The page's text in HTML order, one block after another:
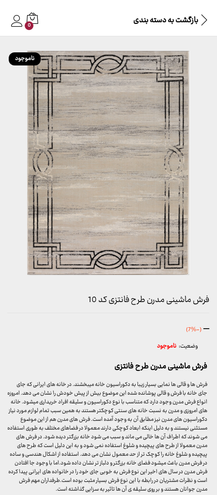
بازگشت بهدسته بندی 0
ناموجود
فرش ماشینی مدرن طرح فانتزی کد 10
–محدوده
قیمت:
259,000 تومان
تا
5,828,000 تومان
(-7%)
وضعیت: ناموجود
فرش ماشینی مدرن طرح فانتزی
فرش ها و قالی ها نمایی بسیار زیبا به دکوراسیون خانه میبخشند. در خانه های ایرانی که جای
جای خانه با فرش و قالی پوشانده شده این موضوع بیش از پیش خودش را نشان می دهد. امروزه
انواع فرش مدرن وجود دارد که متناسب با نوع دکوراسیون و سلیقه افراد خریداری میشود. خانه
های امروزی و مدرن به نسبت خانه های سنتی کوچکتر هستند به همین سبب تمام لوازم مورد نیاز
دکوراسیون های مدرن نیز مطابق آن به وجود آمده است. فرش های مدرن هم از این موضوع
مستثنی نیستند و به دلیل اینکه ابعاد کوچکی دارند معمولا در فضاهای مختلف به طوری استفاده
می شوند که اطراف آن ها خالی می ماند و سبب می شود خانه بزرگتر دیده شود. در فرش های
مدرن معمولا از طرح های پیچیده و شلوغ استفاده نمی شود و به این دلیل است که طرح های
پیچیده و شلوغ خانه را کوچک تر از حد معمول نشان می دهد. استفاده از اشکال هندسی و ساده
در فرش مدرن باعث میشود فضای خانه بزرگتر و دلباز تر نشان داده شود.اما با وجود جا افتادن
فرش مدرن در سال های اخیر این نوع فرش به خوبی جای خود را در خانواده های ایرانی پیدا کرده
است و نظرات مشتریان در رابطه با این نوع فرش بسیار مثبت بوده است.طرفداران مهم فرش
مدرن جوانان هستند و بر روی سلیقه ی آن ها تاثیر به سزایی گذاشته است.